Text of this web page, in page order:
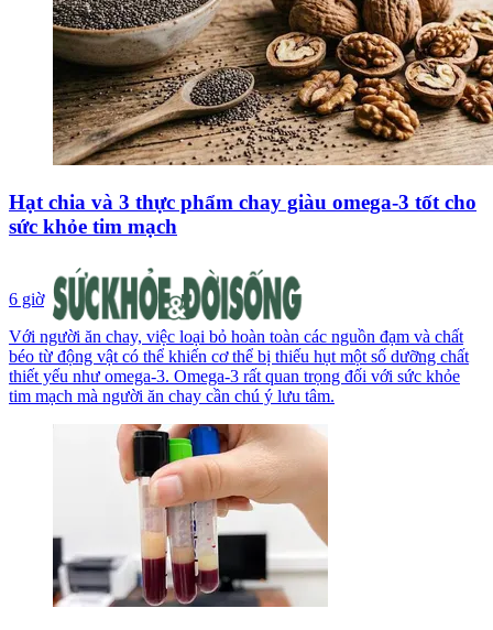
Hạt chia và 3 thực phẩm chay giàu omega-3 tốt cho
sức khỏe tim mạch
6 giờ
Với người ăn chay, việc loại bỏ hoàn toàn các nguồn đạm và chất
béo từ động vật có thể khiến cơ thể bị thiếu hụt một số dưỡng chất
thiết yếu như omega-3. Omega-3 rất quan trọng đối với sức khỏe
tim mạch mà người ăn chay cần chú ý lưu tâm.